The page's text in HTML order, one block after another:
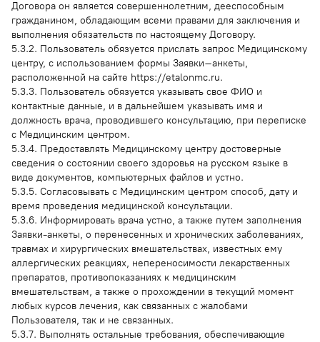
Договора он является совершеннолетним, дееспособным
гражданином, обладающим всеми правами для заключения и
выполнения обязательств по настоящему Договору.
5.3.2. Пользователь обязуется прислать запрос Медицинскому
центру, с использованием формы Заявки–анкеты,
расположенной на сайте https://etalonmc.ru.
5.3.3. Пользователь обязуется указывать свое ФИО и
контактные данные, и в дальнейшем указывать имя и
должность врача, проводившего консультацию, при переписке
с Медицинским центром.
5.3.4. Предоставлять Медицинскому центру достоверные
сведения о состоянии своего здоровья на русском языке в
виде документов, компьютерных файлов и устно.
5.3.5. Согласовывать с Медицинским центром способ, дату и
время проведения медицинской консультации.
5.3.6. Информировать врача устно, а также путем заполнения
Заявки-анкеты, о перенесенных и хронических заболеваниях,
травмах и хирургических вмешательствах, известных ему
аллергических реакциях, непереносимости лекарственных
препаратов, противопоказаниях к медицинским
вмешательствам, а также о прохождении в текущий момент
любых курсов лечения, как связанных с жалобами
Пользователя, так и не связанных.
5.3.7. Выполнять остальные требования, обеспечивающие